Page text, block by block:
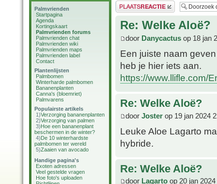
Palmvrienden
Startpagina
Agenda
Kortingskaart
Palmvrienden forums
Palmvrienden chat
Palmvrienden wiki
Palmvrienden maps
Palmvrienden label
Contact
Plantenlijsten
Palmbomen
Winterharde palmbomen
Bananenplanten
Canna's (bloemriet)
Palmvarens
Populairste artikels
1)Verzorging bananenplanten
2)Verzorging van palmen
3)Hoe een bananenplant
beschermen in de winter?
4)De 10 winterhardste
palmbomen ter wereld
5)Zaaien van avocado
Handige pagina's
Exoten adressen
Veel gestelde vragen
Hoe foto's uploaden
Plaats een reactie
Re: Welke Aloë?
door Danycactus op 18 jan
Een juiste naam
heb je hier iets aan.
https://www.llifle.com/
Re: Welke Aloë?
door Joster op 19 jan 2024
Leuke Aloe Lagarto
hybride.
Re: Welke Aloë?
door Lagarto op 20 jan